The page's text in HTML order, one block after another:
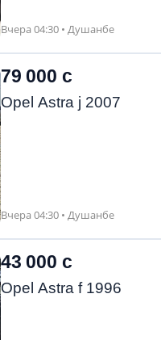
Вчера 04:30 • Душанбе
79 000 с
Opel Astra j 2007
Вчера 04:30 • Душанбе
43 000 с
Opel Astra f 1996